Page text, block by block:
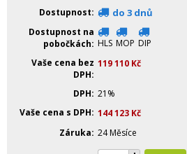
Dostupnost
do 3 dnů
Dostupnost na
pobočkách
HLS MOP DIP
Vaše cena bez
DPH
119 110 Kč
DPH 21%
Vaše cena s DPH 144 123 Kč
Záruka 24 Měsíce